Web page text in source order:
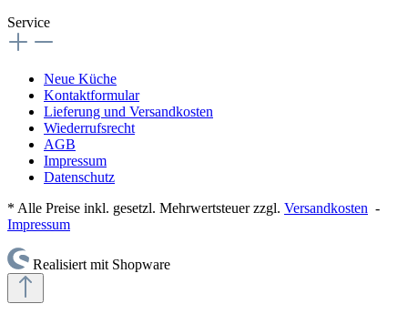
Service
Neue Küche
Kontaktformular
Lieferung und Versandkosten
Wiederrufsrecht
AGB
Impressum
Datenschutz
* Alle Preise inkl. gesetzl. Mehrwertsteuer zzgl. Versandkosten -
Impressum
Realisiert mit Shopware